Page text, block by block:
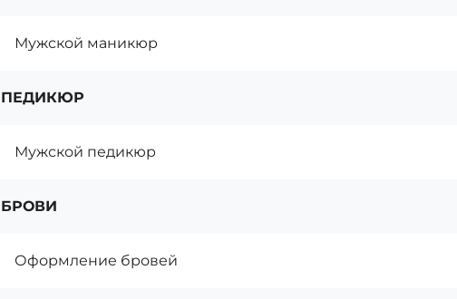
Мужской маникюр
ПЕДИКЮР
Мужской педикюр
БРОВИ
Оформление бровей